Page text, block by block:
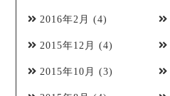
2016年2月 (4)
2015年12月 (4)
2015年10月 (3)